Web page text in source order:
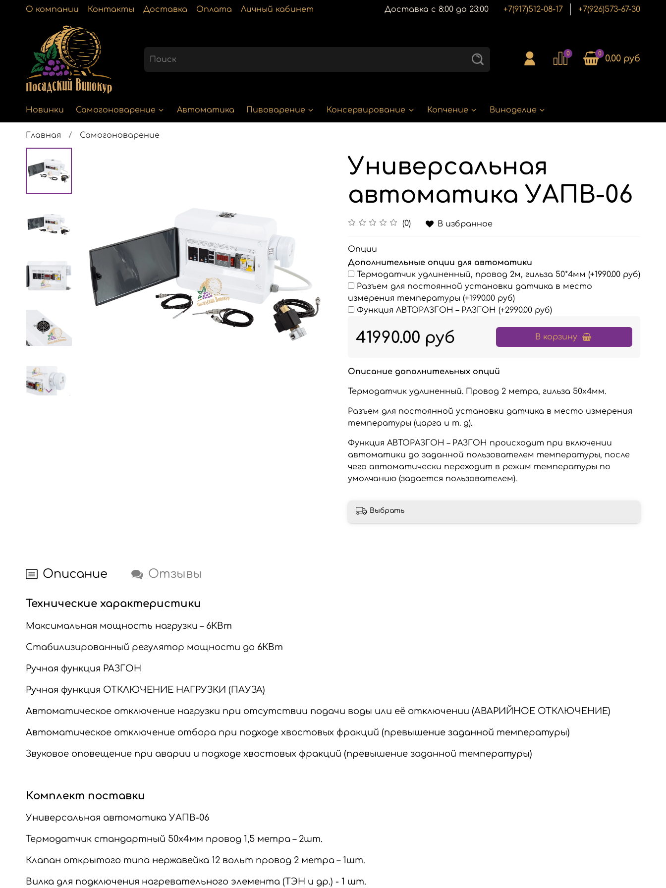
О компании Контакты Доставка Оплата Личный кабинет Доставка с 8:00 до 23:00 +7(917)512-08-17 +7(926)573-67-30
0 0 0.00 руб
Новинки Самогоноварение Автоматика Пивоварение Консервирование Копчение Виноделие
Главная Самогоноварение
Универсальная
автоматика УАПВ-06
(0) В избранное
Опции
Дополнительные опции для автоматики
Термодатчик удлиненный, провод 2м, гильза 50*4мм (+1990.00 руб)
Разъем для постоянной установки датчика в место
измерения температуры (+1990.00 руб)
Функция АВТОРАЗГОН – РАЗГОН (+2990.00 руб)
41990.00 руб В корзину
Описание дополнительных опций
Термодатчик удлиненный. Провод 2 метра, гильза 50х4мм.
Разъем для постоянной установки датчика в место измерения
температуры (царга и т. д).
Функция АВТОРАЗГОН – РАЗГОН происходит при включении
автоматики до заданной пользователем температуры, после
чего автоматически переходит в режим температуры по
умолчанию (задается пользователем).
Выбрать
Описание Отзывы
Технические характеристики
Максимальная мощность нагрузки – 6КВт
Стабилизированный регулятор мощности до 6КВт
Ручная функция РАЗГОН
Ручная функция ОТКЛЮЧЕНИЕ НАГРУЗКИ (ПАУЗА)
Автоматическое отключение нагрузки при отсутствии подачи воды или её отключении (АВАРИЙНОЕ ОТКЛЮЧЕНИЕ)
Автоматическое отключение отбора при подходе хвостовых фракций (превышение заданной температуры)
Звуковое оповещение при аварии и подходе хвостовых фракций (превышение заданной температуры)
Комплект поставки
Универсальная автоматика УАПВ-06
Термодатчик стандартный 50х4мм провод 1,5 метра – 2шт.
Клапан открытого типа нержавейка 12 вольт провод 2 метра – 1шт.
Вилка для подключения нагревательного элемента (ТЭН и др.) - 1 шт.